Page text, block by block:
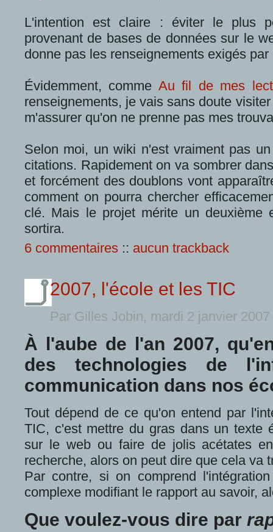
L'intention est claire : éviter le plus
provenant de bases de données sur le
donne pas les renseignements exigés par
Évidemment, comme Au fil de mes
renseignements, je vais sans doute
m'assurer qu'on ne prenne pas mes
Selon moi, un wiki n'est vraiment pas
citations. Rapidement on va sombrer
et forcément des doublons vont
comment on pourra chercher
clé. Mais le projet mérite un
sortira.
6 commentaires :: aucun trackback
2007, l'école et les TIC
Par Gilles Jobin, mardi 2 janvier 2007
À l'aube de l'an 2007,
des technologies de
communication dans nos
Tout dépend de ce qu'on entend par
TIC, c'est mettre du gras dans un texte
sur le web ou faire de jolis acétates
recherche, alors on peut dire que cela va
Par contre, si on comprend
complexe modifiant le rapport au savoir,
Que voulez-vous dire par